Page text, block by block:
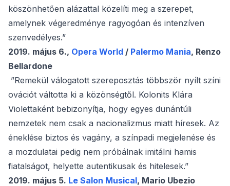
köszönhetően alázattal közelíti meg a szerepet,
amelynek végeredménye ragyogóan és intenzíven
szenvedélyes.”
2019. május 6., Opera World / Palermo Mania, Renzo
Bellardone
​ ”Remekül válogatott szereposztás többször nyílt színi
ovációt váltotta ki a közönségtől. Kolonits Klára
Violettaként bebizonyítja, hogy egyes dunántúli
nemzetek nem csak a nacionalizmus miatt híresek. Az
éneklése biztos és vagány, a színpadi megjelenése és
a mozdulatai pedig nem próbálnak imitálni hamis
fiatalságot, helyette autentikusak és hitelesek.”
2019. május 5. Le Salon Musical, Mario Ubezio